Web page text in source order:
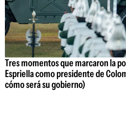
Tres momentos que marcaron la
Espriella como presidente de
cómo será su gobierno)